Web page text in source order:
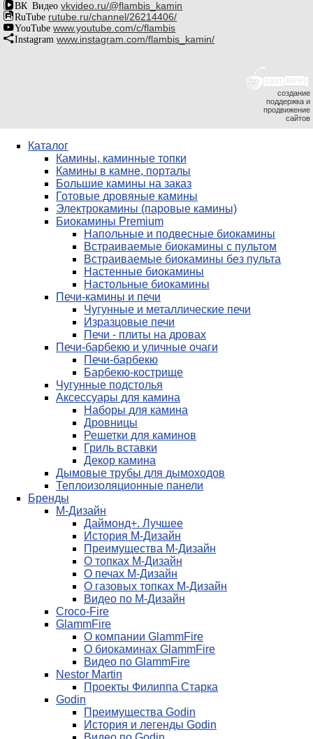
ВК Видео vkvideo.ru/@flambis_kamin
RuTube rutube.ru/channel/26214406/
YouTube www.youtube.com/c/flambis
Instagram www.instagram.com/flambis_kamin/
создание
поддержка и
продвижение
сайтов
Каталог
Камины, каминные топки
Камины в камне, порталы
Большие камины на заказ
Готовые дровяные камины
Электрокамины (паровые камины)
Биокамины Premium
Напольные и подвесные биокамины
Встраиваемые биокамины с пультом
Встраиваемые биокамины без пульта
Настенные биокамины
Настольные биокамины
Печи-камины и печи
Чугунные и металлические печи
Изразцовые печи
Печи - плиты на дровах
Печи-барбекю и уличные очаги
Печи-барбекю
Барбекю-кострище
Чугунные подстолья
Аксессуары для камина
Наборы для камина
Дровницы
Решетки для каминов
Гриль вставки
Декор камина
Дымовые трубы для дымоходов
Теплоизоляционные панели
Бренды
М-Дизайн
Даймонд+. Лучшее
История М-Дизайн
Преимущества М-Дизайн
О топках М-Дизайн
О печах М-Дизайн
О газовых топках М-Дизайн
Видео по М-Дизайн
Croco-Fire
GlammFire
О компании GlammFire
О биокаминах GlammFire
Видео по GlammFire
Nestor Martin
Проекты Филиппа Старка
Godin
Преимущества Godin
История и легенды Godin